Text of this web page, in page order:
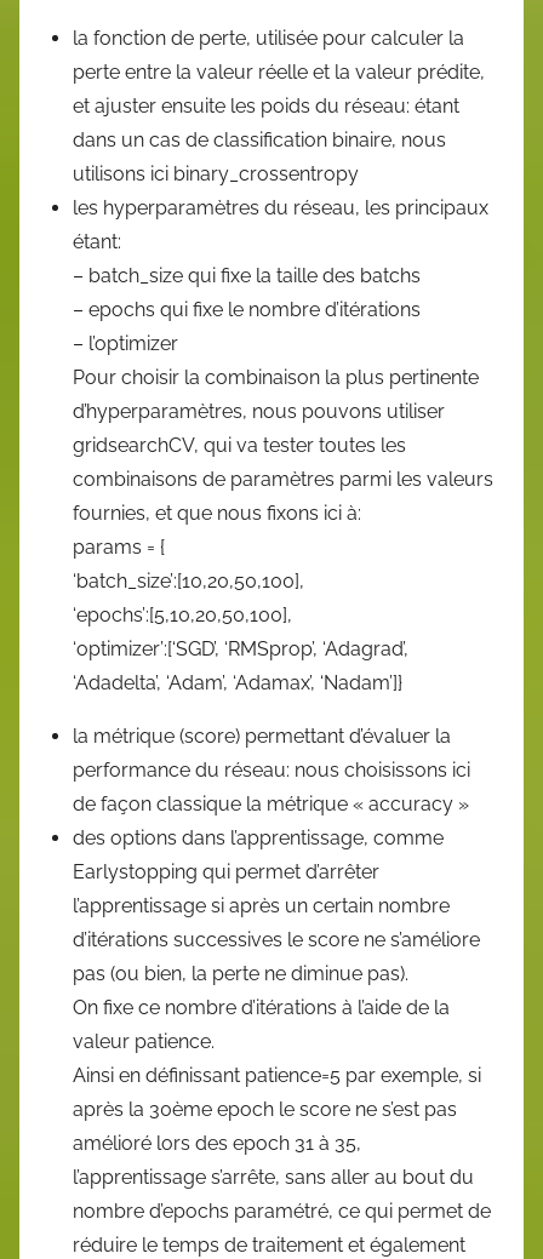
la fonction de perte, utilisée pour calculer la
perte entre la valeur réelle et la valeur prédite,
et ajuster ensuite les poids du réseau: étant
dans un cas de classification binaire, nous
utilisons ici binary_crossentropy
les hyperparamètres du réseau, les principaux
étant:
– batch_size qui fixe la taille des batchs
– epochs qui fixe le nombre d’itérations
– l’optimizer
Pour choisir la combinaison la plus pertinente
d’hyperparamètres, nous pouvons utiliser
gridsearchCV, qui va tester toutes les
combinaisons de paramètres parmi les valeurs
fournies, et que nous fixons ici à:
params = {
‘batch_size’:[10,20,50,100],
‘epochs’:[5,10,20,50,100],
‘optimizer’:[‘SGD’, ‘RMSprop’, ‘Adagrad’,
‘Adadelta’, ‘Adam’, ‘Adamax’, ‘Nadam’]}
la métrique (score) permettant d’évaluer la
performance du réseau: nous choisissons ici
de façon classique la métrique « accuracy »
des options dans l’apprentissage, comme
Earlystopping qui permet d’arrêter
l’apprentissage si après un certain nombre
d’itérations successives le score ne s’améliore
pas (ou bien, la perte ne diminue pas).
On fixe ce nombre d’itérations à l’aide de la
valeur patience.
Ainsi en définissant patience=5 par exemple, si
après la 30ème epoch le score ne s’est pas
amélioré lors des epoch 31 à 35,
l’apprentissage s’arrête, sans aller au bout du
nombre d’epochs paramétré, ce qui permet de
réduire le temps de traitement et également